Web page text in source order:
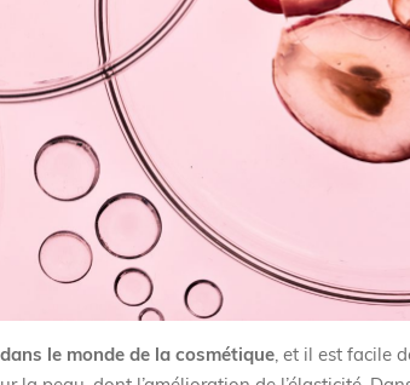
le monde de la cosmétique, et il est facile